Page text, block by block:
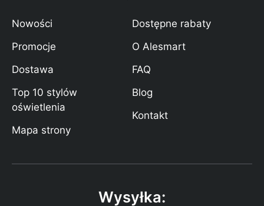
Nowości
Promocje
Dostawa
Top 10 stylów
oświetlenia
Mapa strony
Dostępne rabaty
O Alesmart
FAQ
Blog
Kontakt
Wysyłka: